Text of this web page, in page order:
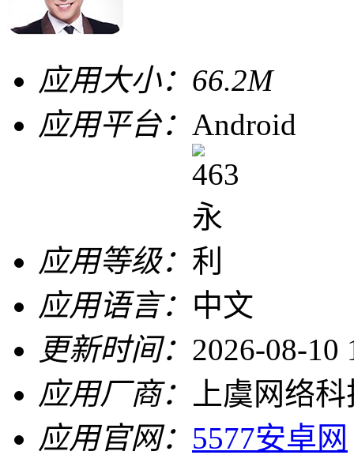
应用大小： 66.2M
应用平台： Android
应用等级：
应用语言： 中文
更新时间： 2026-08-10
应用厂商：
上虞网络
应用官网： 5577安卓网